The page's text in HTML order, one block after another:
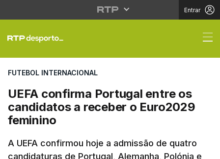
Entrar
UEFA confirma
FUTEBOL INTERNACIONAL
UEFA confirma Portugal entre os
candidatos a receber o Euro2029
feminino
A UEFA confirmou hoje a admissão de quatro
candidaturas de Portugal, Alemanha, Polónia e